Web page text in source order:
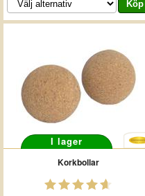
I lager
Korkbollar